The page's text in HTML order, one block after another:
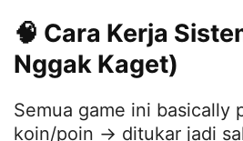
🧠 Cara Kerja
Nggak Kaget)
Semua game ini basically
koin/poin → ditukar jadi